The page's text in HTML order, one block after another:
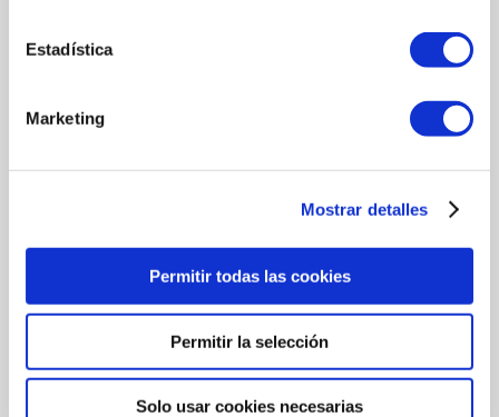
Estadística
Marketing
Mostrar detalles
Permitir todas las cookies
Permitir la selección
Solo usar cookies necesarias